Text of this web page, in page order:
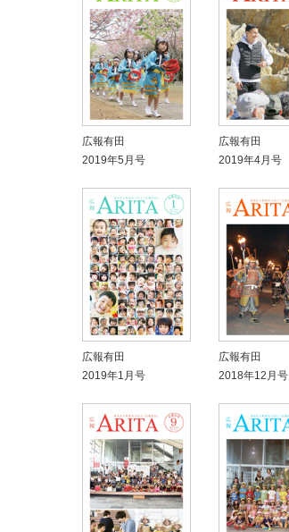
広報有田
2019年5月号
広報有田
2019年4月号
広報有田
2019年1月号
広報有田
2018年12月号